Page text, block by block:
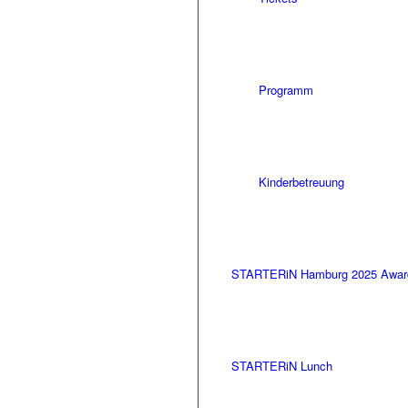
Programm
Kinderbetreuung
STARTERiN Hamburg 2025
STARTERiN Lunch